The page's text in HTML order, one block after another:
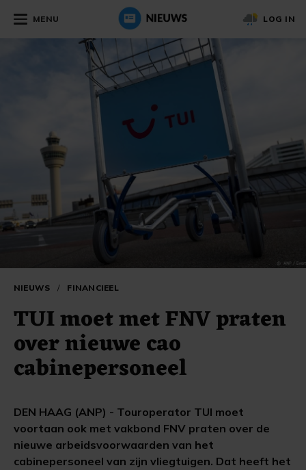
MENU LOG IN
NIEUWS / FINANCIEEL
TUI moet met FNV praten
over nieuwe cao
cabinepersoneel
DEN HAAG (ANP) - Touroperator TUI moet
voortaan ook met vakbond FNV praten over de
nieuwe arbeidsvoorwaarden van het
cabinepersoneel van zijn vliegtuigen. Dat heeft het